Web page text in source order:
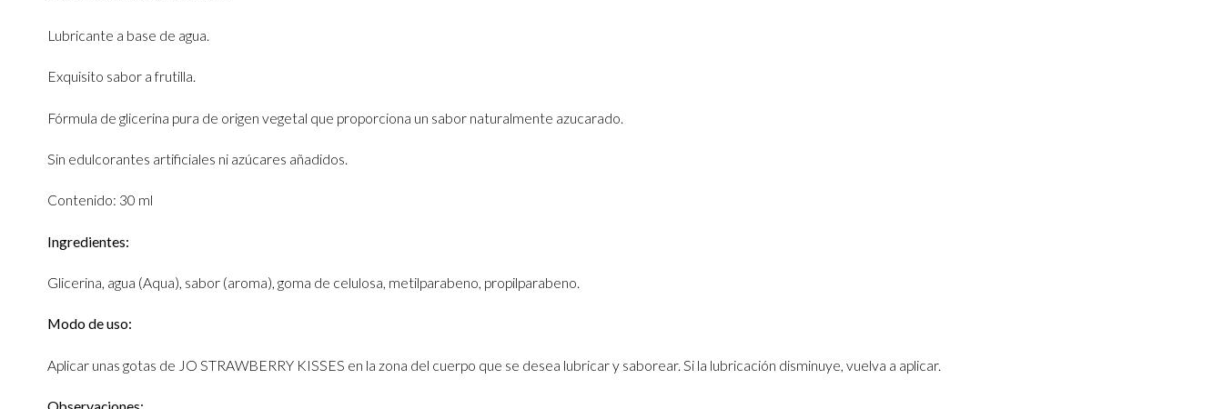
Lubricante a base de agua.
Exquisito sabor a frutilla.
Fórmula de glicerina pura de origen vegetal que proporciona un sabor naturalmente azucarado.
Sin edulcorantes artificiales ni azúcares añadidos.
Contenido: 30 ml
Ingredientes:
Glicerina, agua (Aqua), sabor (aroma), goma de celulosa, metilparabeno, propilparabeno.
Modo de uso:
Aplicar unas gotas de JO STRAWBERRY KISSES en la zona del cuerpo que se desea lubricar y saborear. Si la lubricación disminuye, vuelva a aplicar.